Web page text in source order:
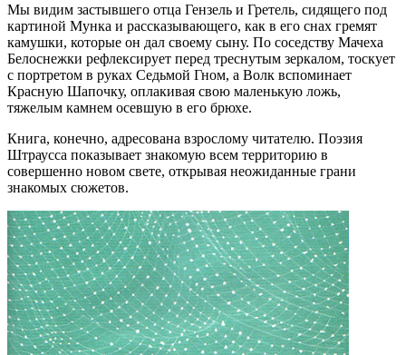
Мы видим застывшего отца Гензель и Гретель, сидящего под
картиной Мунка и рассказывающего, как в его снах гремят
камушки, которые он дал своему сыну. По соседству Мачеха
Белоснежки рефлексирует перед треснутым зеркалом, тоскует
с портретом в руках Седьмой Гном, а Волк вспоминает
Красную Шапочку, оплакивая свою маленькую ложь,
тяжелым камнем осевшую в его брюхе.
Книга, конечно, адресована взрослому читателю. Поэзия
Штраусса показывает знакомую всем территорию в
совершенно новом свете, открывая неожиданные грани
знакомых сюжетов.